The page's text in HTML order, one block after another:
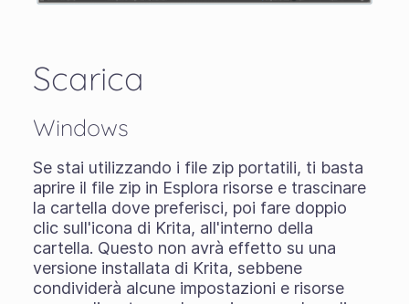
Scarica
Windows
Se stai utilizzando i file zip portatili, ti basta
aprire il file zip in Esplora risorse e trascinare
la cartella dove preferisci, poi fare doppio
clic sull'icona di Krita, all'interno della
cartella. Questo non avrà effetto su una
versione installata di Krita, sebbene
condividerà alcune impostazioni e risorse